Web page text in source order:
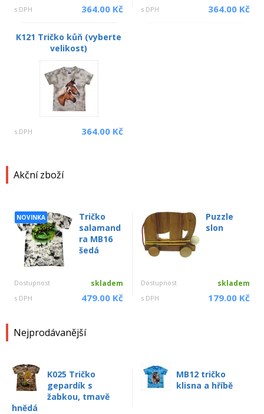
Akční zboží
NOVINKA
Tričko
salamand
ra MB16
šedá
Dostupnost skladem
s DPH 479.00 Kč
Puzzle
slon
Dostupnost skladem
s DPH 179.00 Kč
Nejprodávanější
K025 Tričko
gepardík s
žabkou, tmavě
hnědá
MB12 tričko
klisna a hříbě
s DPH 364.00 Kč s DPH 364.00 Kč
K121 Tričko kůň (vyberte
velikost)
s DPH 364.00 Kč